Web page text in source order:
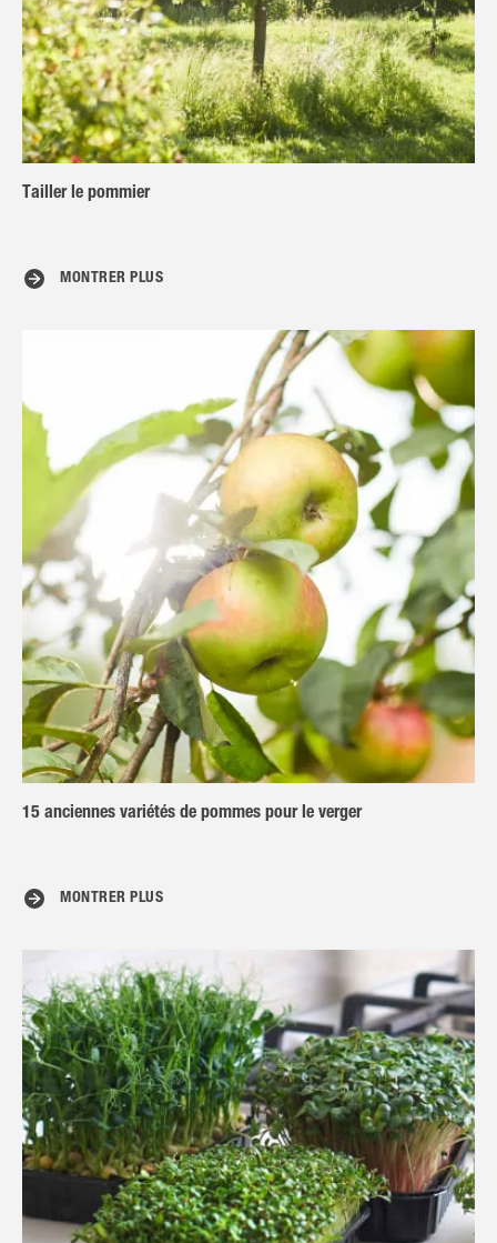
Tailler le pommier
MONTRER PLUS
15 anciennes variétés de pommes pour le verger
MONTRER PLUS